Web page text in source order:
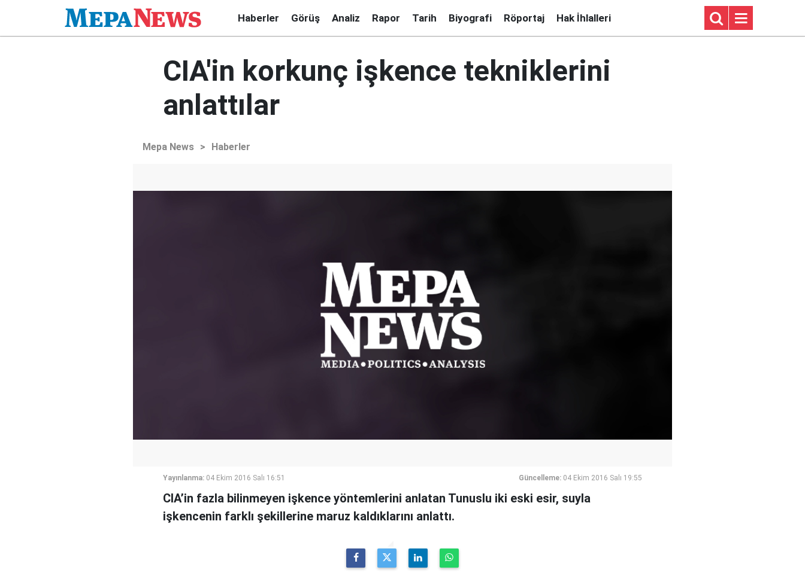
Haberler Görüş Analiz Rapor Tarih Biyografi Röportaj Hak İhlalleri
CIA'in korkunç işkence tekniklerini
anlattılar
Mepa News > Haberler
Yayınlanma: 04 Ekim 2016 Salı 16:51 Güncelleme: 04 Ekim 2016 Salı 19:55
CIA’in fazla bilinmeyen işkence yöntemlerini anlatan Tunuslu iki eski esir, suyla
işkencenin farklı şekillerine maruz kaldıklarını anlattı.